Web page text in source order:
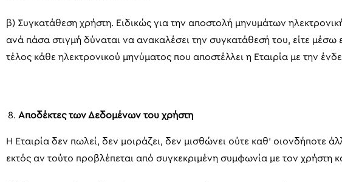
β) Συγκατάθεση χρήστη. Ειδικώς για την αποστολή μηνυμάτων
ανά πάσα στιγμή δύναται να ανακαλέσει την συγκατάθεσή του, είτε μέσω
τέλος κάθε ηλεκτρονικού μηνύματος που αποστέλλει η Εταιρία με την
Αποδέκτες των Δεδομένων του χρήστη
Η Εταιρία δεν πωλεί, δεν μοιράζει, δεν μισθώνει ούτε καθ’ οιονδήποτε
εκτός αν τούτο προβλέπεται από συγκεκριμένη συμφωνία με τον χρήστη